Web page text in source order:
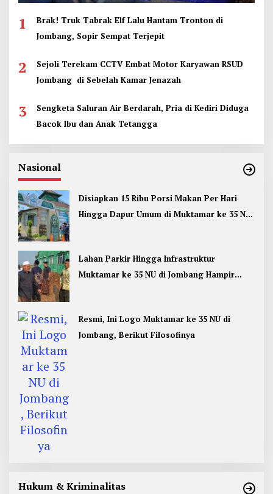
1
Brak! Truk Tabrak Elf Lalu Hantam Tronton di
Jombang, Sopir Sempat Terjepit
2
Sejoli Terekam CCTV Embat Motor Karyawan RSUD
Jombang di Sebelah Kamar Jenazah
3
Sengketa Saluran Air Berdarah, Pria di Kediri Diduga
Bacok Ibu dan Anak Tetangga
Nasional
Disiapkan 15 Ribu Porsi Makan Per Hari
Hingga Dapur Umum di Muktamar ke 35 NU
Lahan Parkir Hingga Infrastruktur
Muktamar ke 35 NU di Jombang Hampir
Resmi, Ini Logo Muktamar ke 35 NU di
Jombang, Berikut Filosofinya
Hukum & Kriminalitas